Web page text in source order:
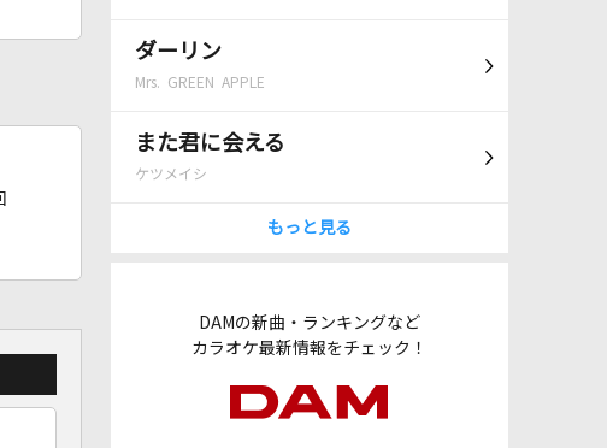
ダーリン
Mrs. GREEN APPLE
また君に会える
ケツメイシ
もっと見る
DAMの新曲・ランキングなど
カラオケ最新情報をチェック！